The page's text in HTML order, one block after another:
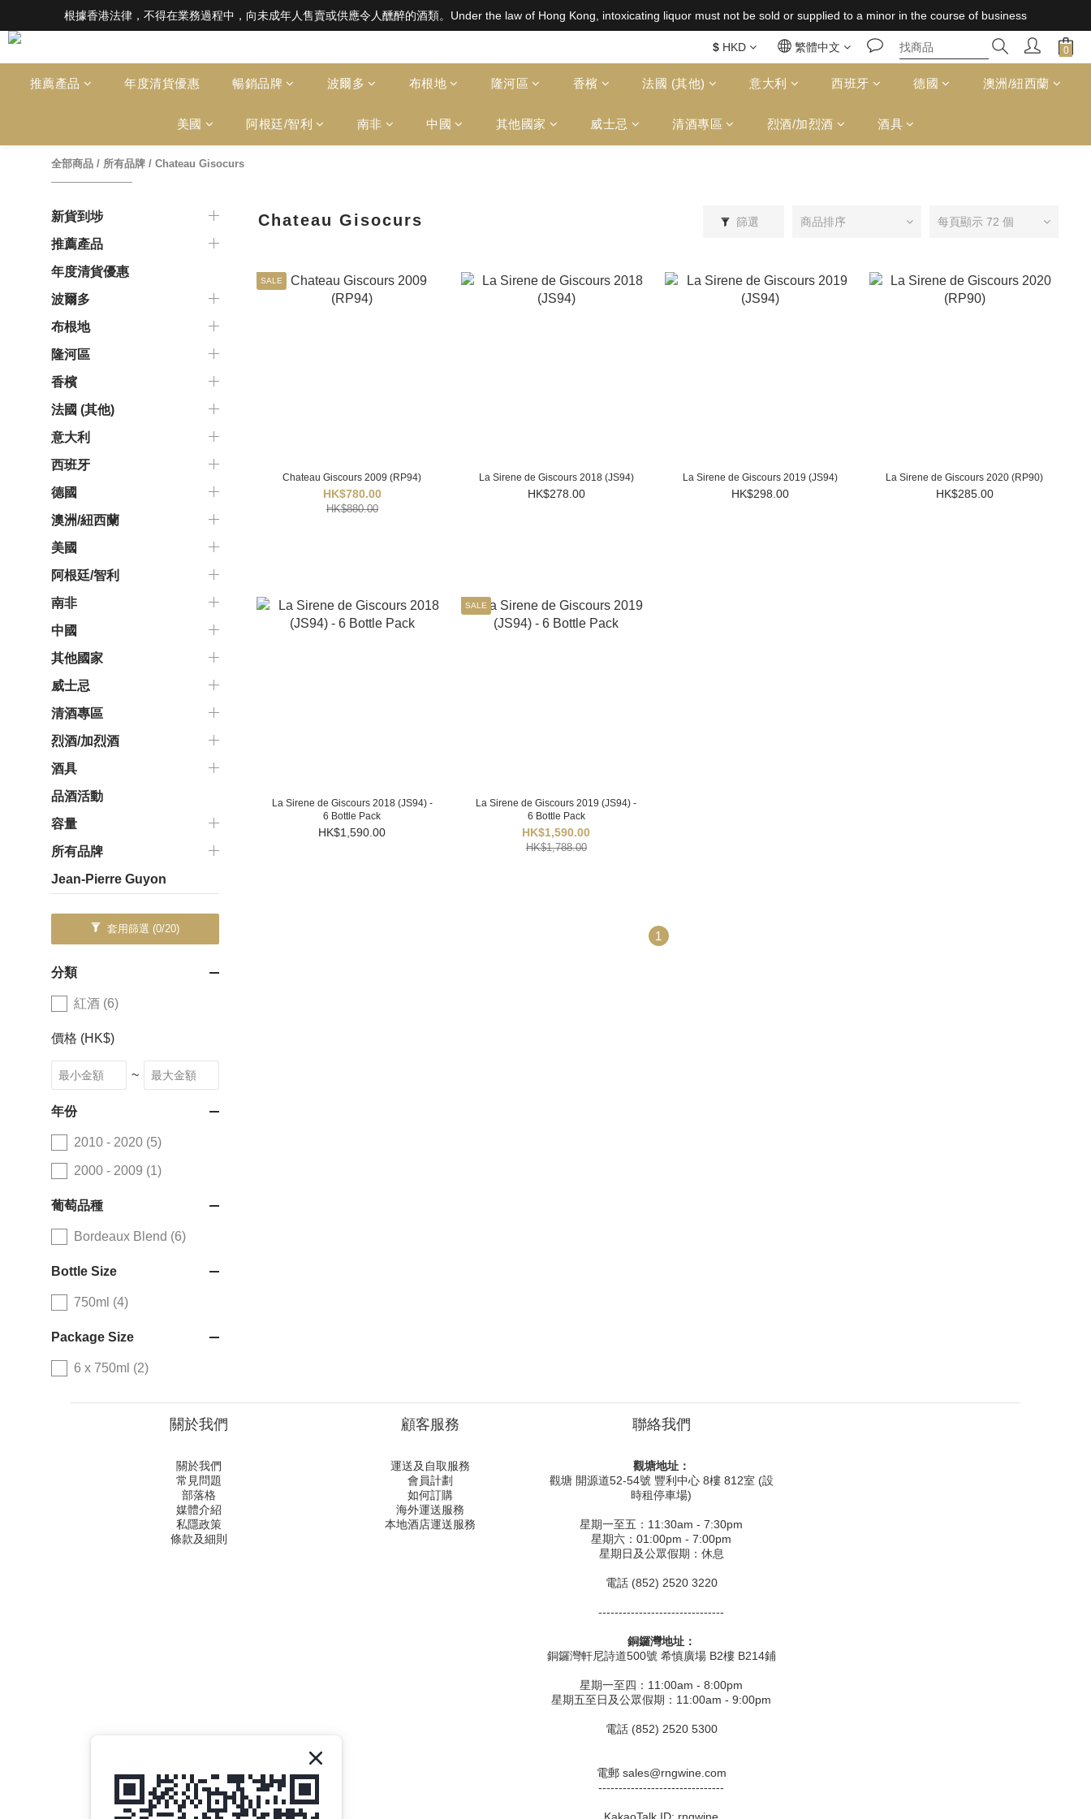
根據香港法律，不得在業務過程中，向未成年人售賣或供應令人醺醉的酒類。Under the law of Hong Kong, intoxicating liquor must not be sold or supplied to a minor in the course of business
根據香港法律，不得在業務過程中，向未成年人售賣或供應令人醺醉的酒類。Under the law of Hong Kong, intoxicating liquor must not be sold or supplied to a minor in the course of business
全店滿HK$1000 免運費（香港）； HK$2500 免運費（澳門）； SGD800 免運費（新加坡）；TWD20,000免運費（台灣）；157,000円免運費（日本）
根據香港法律，不得在業務過程中，向未成年人售賣或供應令人醺醉的酒類。Under the law of Hong Kong, intoxicating liquor must not be sold or supplied to a minor in the course of business
$ HKD 繁體中文
推薦產品 年度清貨優惠 暢銷品牌 波爾多 布根地 隆河區 香檳 法國 (其他) 意大利 西班牙 德國 澳洲/紐西蘭
美國 阿根廷/智利 南非 中國 其他國家 威士忌 清酒專區 烈酒/加烈酒 酒具
全部商品 / 所有品牌 / Chateau Gisocurs
新貨到埗
推薦產品
年度清貨優惠
波爾多
布根地
隆河區
香檳
法國 (其他)
意大利
西班牙
德國
澳洲/紐西蘭
美國
阿根廷/智利
南非
中國
其他國家
威士忌
清酒專區
烈酒/加烈酒
酒具
品酒活動
容量
所有品牌
Jean-Pierre Guyon
套用篩選 (0/20)
分類
紅酒 (6)
價格 (HK$)
~
年份
2010 - 2020 (5)
2000 - 2009 (1)
葡萄品種
Bordeaux Blend (6)
Bottle Size
750ml (4)
Package Size
6 x 750ml (2)
Chateau Gisocurs 篩選 商品排序 每頁顯示 72 個
SALE
Chateau Giscours 2009 (RP94)
HK$780.00
HK$880.00
La Sirene de Giscours 2018 (JS94)
HK$278.00
La Sirene de Giscours 2019 (JS94)
HK$298.00
La Sirene de Giscours 2020 (RP90)
HK$285.00
La Sirene de Giscours 2018 (JS94) -
6 Bottle Pack
HK$1,590.00
SALE
La Sirene de Giscours 2019 (JS94) -
6 Bottle Pack
HK$1,590.00
HK$1,788.00
1
關於我們
關於我們
常見問題
部落格
媒體介紹
私隱政策
條款及細則
顧客服務
運送及自取服務
會員計劃
如何訂購
海外運送服務
本地酒店運送服務
聯絡我們
觀塘地址：
觀塘 開源道52-54號 豐利中心 8樓 812室 (設
時租停車場)
星期一至五：11:30am - 7:30pm
星期六：01:00pm - 7:00pm
星期日及公眾假期：休息
電話 (852) 2520 3220
-------------------------------
銅鑼灣地址：
銅鑼灣軒尼詩道500號 希慎廣場 B2樓 B214鋪
星期一至四：11:00am - 8:00pm
星期五至日及公眾假期：11:00am - 9:00pm
電話 (852) 2520 5300
電郵 sales@rngwine.com
-------------------------------